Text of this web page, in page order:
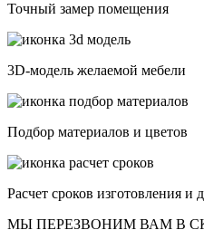
Точный замер помещения
3D-модель желаемой мебели
Подбор материалов и цветов
Расчет сроков изготовления и
МЫ ПЕРЕЗВОНИМ ВАМ В